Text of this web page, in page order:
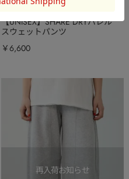
BOWL
【UNISEX】SHARE DRYバレル
スウェットパンツ
￥6,600